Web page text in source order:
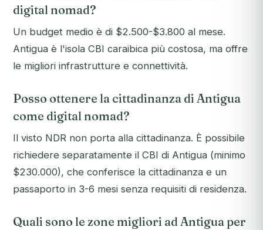
digital nomad?
Un budget medio è di $2.500-$3.800 al mese.
Antigua è l'isola CBI caraibica più costosa, ma offre
le migliori infrastrutture e connettività.
Posso ottenere la cittadinanza di Antigua
come digital nomad?
Il visto NDR non porta alla cittadinanza. È possibile
richiedere separatamente il CBI di Antigua (minimo
$230.000), che conferisce la cittadinanza e un
passaporto in 3-6 mesi senza requisiti di residenza.
Quali sono le zone migliori ad Antigua per